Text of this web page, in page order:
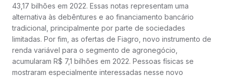
43,17 bilhões em 2022. Essas notas representam uma
alternativa às debêntures e ao financiamento bancário
tradicional, principalmente por parte de sociedades
limitadas. Por fim, as ofertas de Fiagro, novo instrumento de
renda variável para o segmento de agronegócio,
acumularam R$ 7,1 bilhões em 2022. Pessoas físicas se
mostraram especialmente interessadas nesse novo